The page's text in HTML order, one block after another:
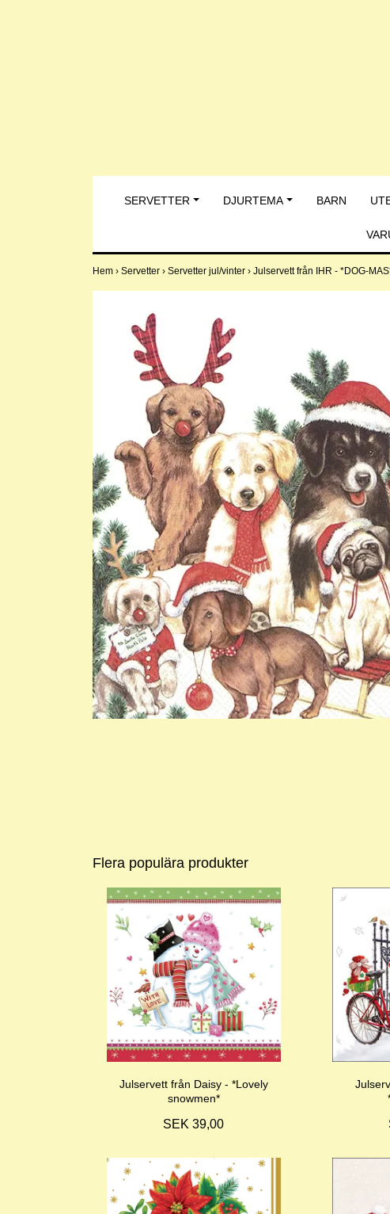
SERVETTER DJURTEMA BARN
Hem › Servetter › Servetter jul/vinter › Julservett från IHR - *DOG-
Flera populära produkter
Julservett från Daisy - *Lovely
snowmen*
SEK 39,00